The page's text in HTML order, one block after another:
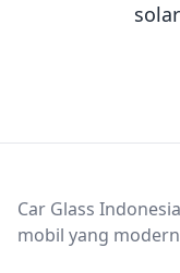
Car Glass
mobil yang